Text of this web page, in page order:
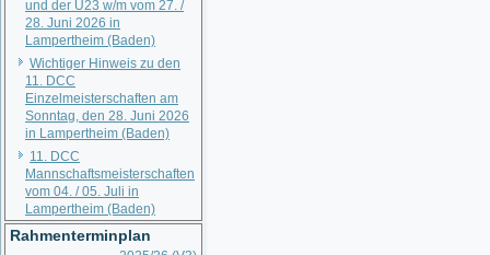
und der U23 w/m vom 27. /
28. Juni 2026 in
Lampertheim (Baden)
Wichtiger Hinweis zu den
11. DCC
Einzelmeisterschaften am
Sonntag, den 28. Juni 2026
in Lampertheim (Baden)
11. DCC
Mannschaftsmeisterschaften
vom 04. / 05. Juli in
Lampertheim (Baden)
Rahmenterminplan